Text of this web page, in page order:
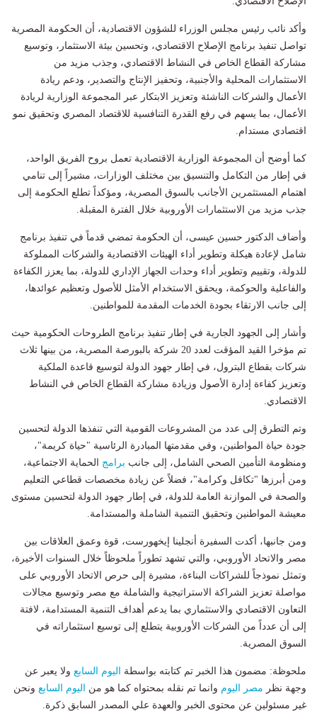
وأكد نائب رئيس مجلس الوزراء للشؤون الاقتصادية، أن الحكومة المصرية
تواصل تنفيذ برنامج الإصلاح الاقتصادي، وتحسين بيئة الاستثمار، وتوسيع
مشاركة القطاع الخاص في النشاط الاقتصادي، وجذب مزيد من
الاستثمارات المحلية والأجنبية، وتحفيز الإنتاج والتصدير، ودعم ريادة
الأعمال والشركات الناشئة وتعزيز الابتكار عبر المجموعة الوزارية لريادة
الأعمال، بما يسهم في رفع القدرة التنافسية للاقتصاد المصري وتحقيق نمو
اقتصادي مستدام.
كما أوضح أن المجموعة الوزارية الاقتصادية تعمل بروح الفريق الواحد،
في إطار من التكامل والتنسيق بين مختلف الوزارات، مشيراً إلى تنامي
اهتمام المستثمرين الأجانب بالسوق المصرية، ومؤكداً تطلع الحكومة إلى
جذب مزيد من الاستثمارات الأوروبية خلال الفترة المقبلة.
وأضاف الدكتور حسين عيسى، أن الحكومة تمضي قدماً في تنفيذ برنامج
شامل لإعادة هيكلة وتطوير أداء الهيئات الاقتصادية والشركات المملوكة
للدولة، وتقييم وتطوير أداء وحدات الجهاز الإداري للدولة، بما يعزز الكفاءة
والفاعلية والحوكمة، ويحقق الاستخدام الأمثل للأصول وتعظيم عوائدها،
إلى جانب الارتقاء بجودة الخدمات المقدمة للمواطنين.
وأشار إلى الجهود الجارية في إطار تنفيذ برنامج الطروحات الحكومية حيث
تم مؤخرا القيد المؤقت لعدد 20 شركة بالبورصة المصرية، من بينها ثلاث
شركات بقطاع البترول، في إطار جهود الدولة لتوسيع قاعدة الملكية
وتعزيز كفاءة إدارة الأصول وزيادة مشاركة القطاع الخاص في النشاط
الاقتصادي.
وتم التطرق إلى عدد من المشروعات القومية التي تنفذها الدولة لتحسين
جودة حياة المواطنين، وفي مقدمتها المبادرة الرئاسية "حياة كريمة"،
ومنظومة التأمين الصحي الشامل، إلى جانب برامج الحماية الاجتماعية،
ومن أبرزها "تكافل وكرامة"، فضلاً عن زيادة مخصصات قطاعي التعليم
والصحة في الموازنة العامة للدولة، في إطار جهود الدولة لتحسين مستوى
معيشة المواطنين وتحقيق التنمية الشاملة والمستدامة.
ومن جانبها، أكدت السفيرة أنجلينا إيخهورست، قوة وعمق العلاقات بين
مصر والاتحاد الأوروبي، والتي تشهد تطوراً ملحوظاً خلال السنوات الأخيرة،
وتمثل نموذجاً للشراكات البناءة، مشيرة إلى حرص الاتحاد الأوروبي على
مواصلة تعزيز الشراكة الاستراتيجية والشاملة مع مصر وتوسيع مجالات
التعاون الاقتصادي والاستثماري بما يدعم أهداف التنمية المستدامة، لافتة
إلى أن عدداً من الشركات الأوروبية يتطلع إلى توسيع استثماراته في
السوق المصرية.
ملحوظة: مضمون هذا الخبر تم كتابته بواسطة اليوم السابع ولا يعبر عن
وجهة نظر مصر اليوم وانما تم نقله بمحتواه كما هو من اليوم السابع ونحن
غير مسئولين عن محتوى الخبر والعهدة علي المصدر السابق ذكرة.